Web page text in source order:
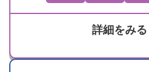
詳細をみる